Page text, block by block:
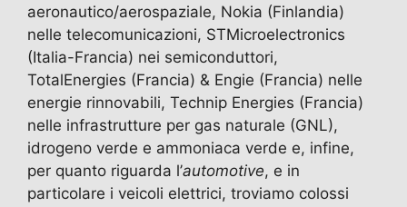
aeronautico/aerospaziale, Nokia (Finlandia)
nelle telecomunicazioni, STMicroelectronics
(Italia-Francia) nei semiconduttori,
TotalEnergies (Francia) & Engie (Francia) nelle
energie rinnovabili, Technip Energies (Francia)
nelle infrastrutture per gas naturale (GNL),
idrogeno verde e ammoniaca verde e, infine,
per quanto riguarda l’automotive, e in
particolare i veicoli elettrici, troviamo colossi